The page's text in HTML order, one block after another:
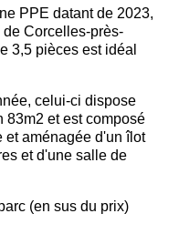
PPE datant de 2023,
Corcelles-près-
3,5 pièces est idéal
celui-ci dispose
83m2 et est composé
et aménagée d'un îlot
et d'une salle de
(en sus du prix)